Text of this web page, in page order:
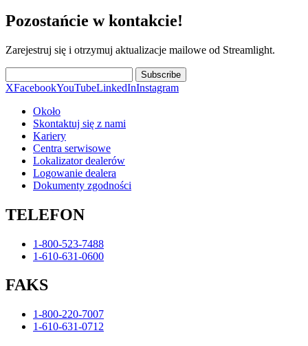
Pozostańcie w kontakcie!
Zarejestruj się i otrzymuj aktualizacje mailowe od Streamlight.
Subscribe
XFacebookYouTubeLinkedInInstagram
Około
Skontaktuj się z nami
Kariery
Centra serwisowe
Lokalizator dealerów
Logowanie dealera
Dokumenty zgodności
TELEFON
1-800-523-7488
1-610-631-0600
FAKS
1-800-220-7007
1-610-631-0712